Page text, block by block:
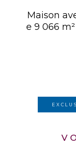
Maison
e 9 066